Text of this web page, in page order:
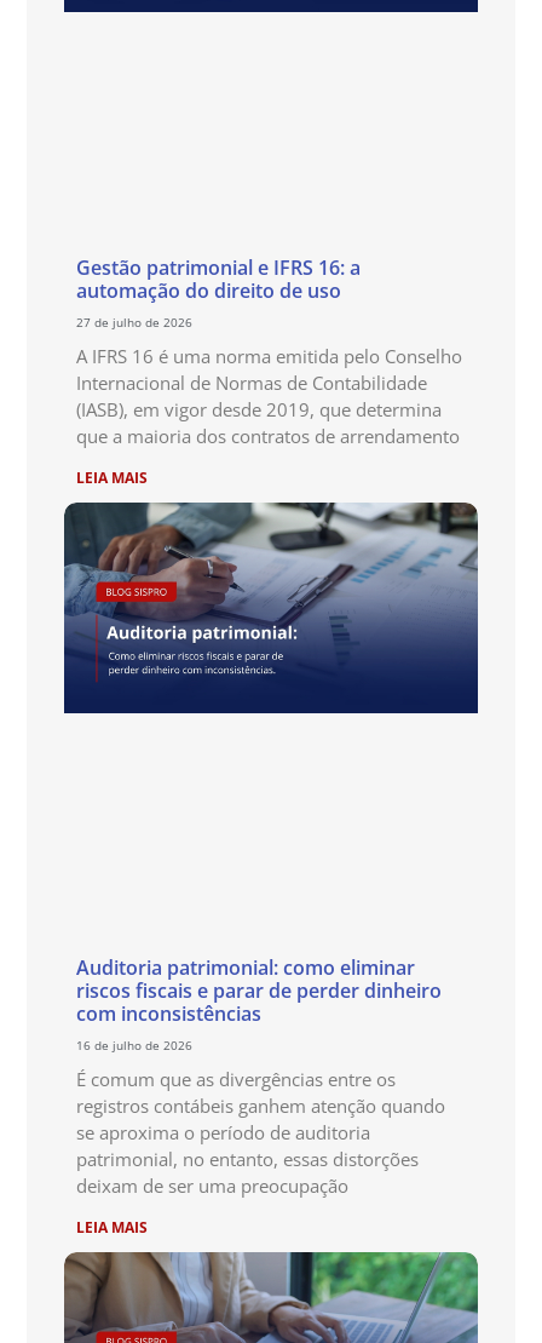
Gestão patrimonial e IFRS 16: a
automação do direito de uso
27 de julho de 2026
A IFRS 16 é uma norma emitida pelo Conselho
Internacional de Normas de Contabilidade
(IASB), em vigor desde 2019, que determina
que a maioria dos contratos de arrendamento
LEIA MAIS
Auditoria patrimonial: como eliminar
riscos fiscais e parar de perder dinheiro
com inconsistências
16 de julho de 2026
É comum que as divergências entre os
registros contábeis ganhem atenção quando
se aproxima o período de auditoria
patrimonial, no entanto, essas distorções
deixam de ser uma preocupação
LEIA MAIS